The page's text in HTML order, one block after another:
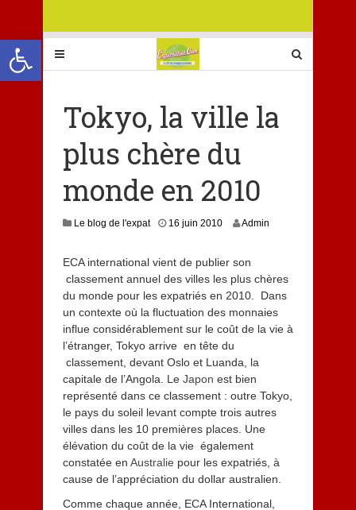
Ouvrir la barre d’outils
Tokyo, la ville la
plus chère du
monde en 2010
Le blog de l'expat 16 juin 2010 Admin
ECA international vient de publier son
classement annuel des villes les plus chères
du monde pour les expatriés en 2010. Dans
un contexte où la fluctuation des monnaies
influe considérablement sur le coût de la vie à
l’étranger, Tokyo arrive en tête du
classement, devant Oslo et Luanda, la
capitale de l’Angola. Le Japon est bien
représenté dans ce classement : outre Tokyo,
le pays du soleil levant compte trois autres
villes dans les 10 premières places. Une
élévation du coût de la vie également
constatée en Australie pour les expatriés, à
cause de l’appréciation du dollar australien.
Comme chaque année, ECA International,